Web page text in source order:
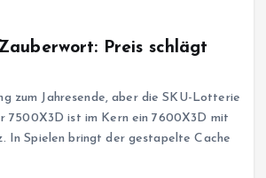
Preis schlägt
zum Jahresende, aber die SKU-Lotterie
7500X3D ist im Kern ein 7600X3D mit
In Spielen bringt der gestapelte Cache